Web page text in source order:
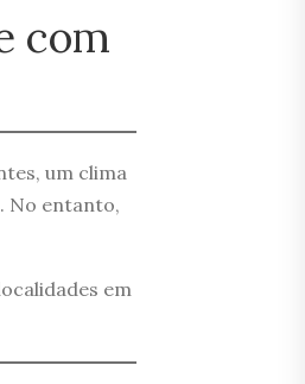
com
um clima
No entanto,
em